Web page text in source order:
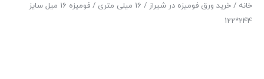
خانه / خرید ورق فومیزه در شیراز / 16 میلی متری
/ فومیزه 16 میل سایز
244*122